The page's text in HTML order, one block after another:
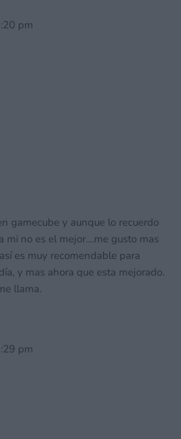
pm
gamecube y aunque lo recuerdo
mi no es el mejor....me gusto mas
es muy recomendable para
y mas ahora que esta mejorado.
llama.
pm